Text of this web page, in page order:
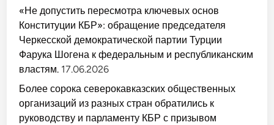
«Не допустить пересмотра ключевых основ
Конституции КБР»: обращение председателя
Черкесской демократической партии Турции
Фарука Шогена к федеральным и республиканским
властям. 17.06.2026
Более сорока северокавказских общественных
организаций из разных стран обратились к
руководству и парламенту КБР с призывом